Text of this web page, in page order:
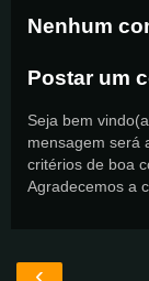
Nenhum
Postar um
Seja bem
mensagem será
critérios de boa
Agradecemos a
‹